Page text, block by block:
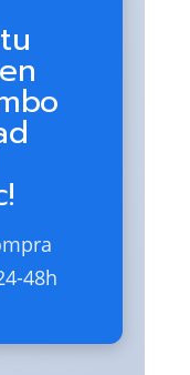
48h